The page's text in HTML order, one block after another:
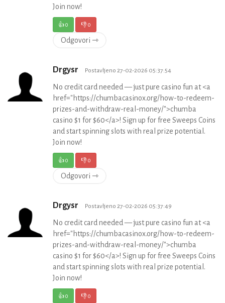
Join now!
👍0 👎0
Odgovori ⇾
Drgysr Postavljeno 27-02-2026 05:37:54
No credit card needed — just pure casino fun at <a
href="https://chumbacasinox.org/how-to-redeem-
prizes-and-withdraw-real-money/">chumba
casino $1 for $60</a>! Sign up for free Sweeps Coins
and start spinning slots with real prize potential.
Join now!
👍0 👎0
Odgovori ⇾
Drgysr Postavljeno 27-02-2026 05:37:49
No credit card needed — just pure casino fun at <a
href="https://chumbacasinox.org/how-to-redeem-
prizes-and-withdraw-real-money/">chumba
casino $1 for $60</a>! Sign up for free Sweeps Coins
and start spinning slots with real prize potential.
Join now!
👍0 👎0